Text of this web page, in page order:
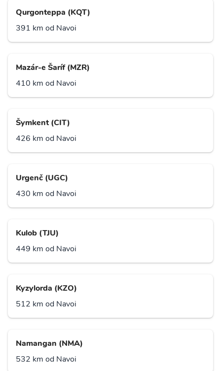
Qurgonteppa (KQT)
391 km od Navoi
Mazár-e Šaríf (MZR)
410 km od Navoi
Šymkent (CIT)
426 km od Navoi
Urgenč (UGC)
430 km od Navoi
Kulob (TJU)
449 km od Navoi
Kyzylorda (KZO)
512 km od Navoi
Namangan (NMA)
532 km od Navoi